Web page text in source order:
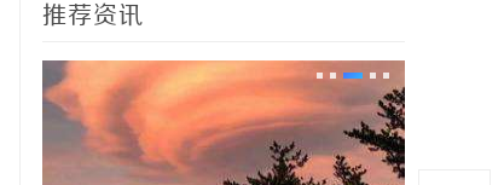
推荐资讯